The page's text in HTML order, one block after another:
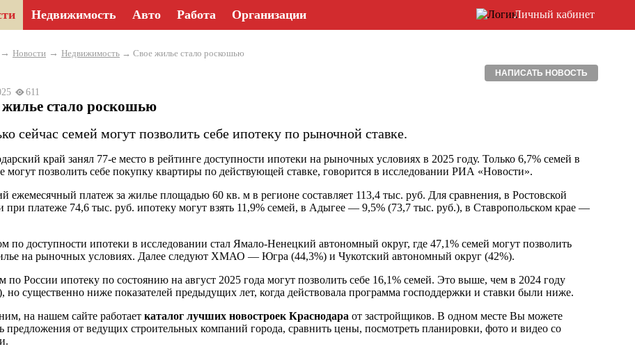
Недвижимость Авто Работа Организации Личный кабинет
→ Новости → Недвижимость → Свое жилье стало роскошью
НАПИСАТЬ НОВОСТЬ
611
жилье стало роскошью
сейчас семей могут позволить себе ипотеку по рыночной ставке.
край занял 77-е место в рейтинге доступности ипотеки на рыночных условиях в 2025 году. Только 6,7% семей в
могут позволить себе покупку квартиры по действующей ставке, говорится в исследовании РИА «Новости».
ежемесячный платеж за жилье площадью 60 кв. м в регионе составляет 113,4 тыс. руб. Для сравнения, в Ростовской
при платеже 74,6 тыс. руб. ипотеку могут взять 11,9% семей, в Адыгее — 9,5% (73,7 тыс. руб.), в Ставропольском крае —
по доступности ипотеки в исследовании стал Ямало-Ненецкий автономный округ, где 47,1% семей могут позволить
на рыночных условиях. Далее следуют ХМАО — Югра (44,3%) и Чукотский автономный округ (42%).
по России ипотеку по состоянию на август 2025 года могут позволить себе 16,1% семей. Это выше, чем в 2024 году
но существенно ниже показателей предыдущих лет, когда действовала программа господдержки и ставки были ниже.
на нашем сайте работает каталог лучших новостроек Краснодара от застройщиков. В одном месте Вы можете
предложения от ведущих строительных компаний города, сравнить цены, посмотреть планировки, фото и видео со